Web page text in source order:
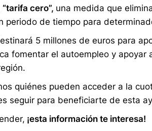
“tarifa cero”, una medida que
periodo de tiempo para
5 millones de euros para
fomentar el autoempleo y apoyar
quiénes pueden acceder a la
seguir para beneficiarte de esta
¡esta información te interesa!